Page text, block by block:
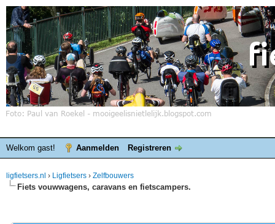
Welkom gast! Aanmelden Registreren
ligfietsers.nl › Ligfietsers › Zelfbouwers
Fiets vouwwagens, caravans en fietscampers.